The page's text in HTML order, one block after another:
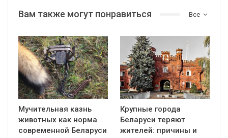
Все
Вам также могут понравиться
Мучительная казнь
животных как норма
современной Беларуси
Крупные города
Беларуси теряют
жителей: причины и